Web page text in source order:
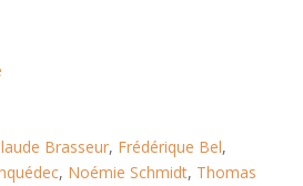
Brasseur, Frédérique Bel,
, Noémie Schmidt, Thomas